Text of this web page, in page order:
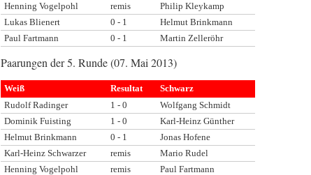
Henning Vogelpohl
remis
Philip Kleykamp
Lukas Blienert
0 - 1
Helmut Brinkmann
Paul Fartmann
0 - 1 Martin Zelleröhr
Paarungen der 5. Runde (07. Mai 2013)
Weiß Resultat
Schwarz
Rudolf Radinger
1 - 0
Wolfgang Schmidt
Dominik Fuisting
1 - 0
Karl-Heinz Günther
Helmut Brinkmann
0 - 1
Jonas Hofene
Karl-Heinz Schwarzer
remis
Mario Rudel
Henning Vogelpohl
remis
Paul Fartmann